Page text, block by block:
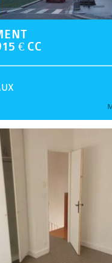
€ CC